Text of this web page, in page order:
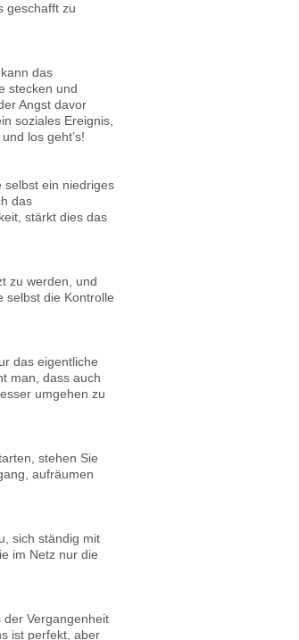
geschafft zu
das
stecken und
Angst davor
soziales Ereignis,
los geht’s!
selbst ein niedriges
das
stärkt dies das
zu werden, und
selbst die Kontrolle
das eigentliche
man, dass auch
umgehen zu
stehen Sie
aufräumen
sich ständig mit
im Netz nur die
Vergangenheit
ist perfekt, aber